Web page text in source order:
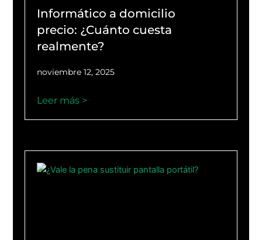
Informático a domicilio
precio: ¿Cuánto cuesta
realmente?
noviembre 12, 2025
Leer más >